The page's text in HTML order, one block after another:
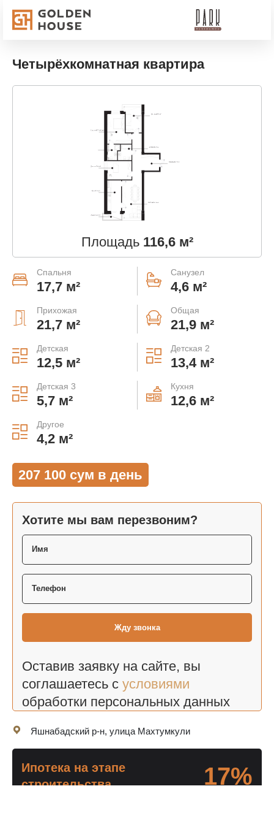
Четырёхкомнатная квартира
Площадь 116,6 м²
Спальня
17,7 м²
Санузел
4,6 м²
Прихожая
21,7 м²
Общая
21,9 м²
Детская
12,5 м²
Детская 2
13,4 м²
Детская 3
5,7 м²
Кухня
12,6 м²
Другое
4,2 м²
207 100 сум в день
Хотите мы вам перезвоним?
Оставив заявку на сайте, вы
соглашаетесь с условиями
обработки персональных данных
Яшнабадский р-н, улица Махтумкули
Ипотека на этапе
строительства
17%